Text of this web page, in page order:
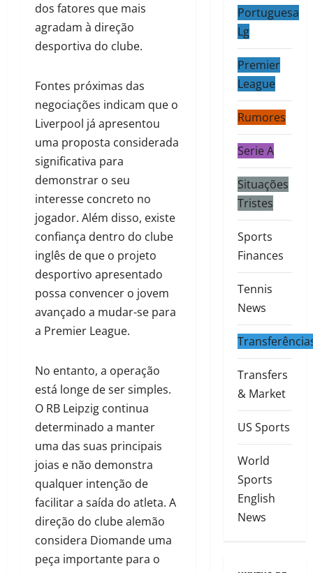
dos fatores que mais
agradam à direção
desportiva do clube.
Fontes próximas das
negociações indicam que o
Liverpool já apresentou
uma proposta considerada
significativa para
demonstrar o seu
interesse concreto no
jogador. Além disso, existe
confiança dentro do clube
inglês de que o projeto
desportivo apresentado
possa convencer o jovem
avançado a mudar-se para
a Premier League.
No entanto, a operação
está longe de ser simples.
O RB Leipzig continua
determinado a manter
uma das suas principais
joias e não demonstra
qualquer intenção de
facilitar a saída do atleta. A
direção do clube alemão
considera Diomande uma
peça importante para o
Portuguesa
Lg
Premier
League
Rumores
Serie A
Situações
Tristes
Sports
Finances
Tennis
News
Transfers
& Market
US Sports
World
Sports
English
News